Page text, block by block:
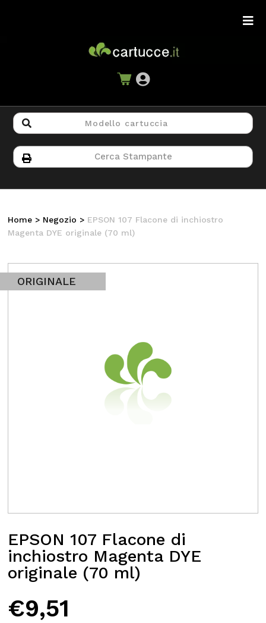
Home > Negozio > EPSON 107 Flacone di inchiostro
Magenta DYE originale (70 ml)
ORIGINALE
EPSON 107 Flacone di
inchiostro Magenta DYE
originale (70 ml)
€9,51